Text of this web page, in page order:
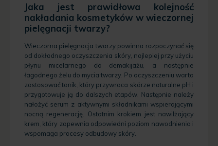
Jaka jest prawidłowa kolejność
nakładania kosmetyków w wieczornej
pielęgnacji twarzy?
Wieczorna pielęgnacja twarzy powinna rozpoczynać się
od dokładnego oczyszczenia skóry, najlepiej przy użyciu
płynu micelarnego do demakijażu, a następnie
łagodnego żelu do mycia twarzy. Po oczyszczeniu warto
zastosować tonik, który przywraca skórze naturalne pH i
przygotowuje ją do dalszych etapów. Następnie należy
nałożyć serum z aktywnymi składnikami wspierającymi
nocną regenerację. Ostatnim krokiem jest nawilżający
krem, który zapewnia odpowiedni poziom nawodnienia i
wspomaga procesy odbudowy skóry.